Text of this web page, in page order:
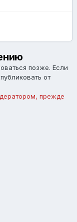
позже. Если
от
прежде